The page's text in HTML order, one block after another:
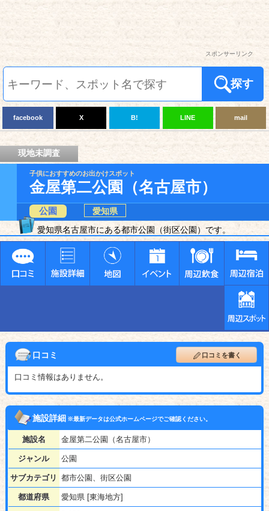
スポンサーリンク
探す
facebook X B! LINE mail
現地未調査
子供におすすめのお出かけスポット
金屋第二公園（名古屋市）
公園
愛知県
愛知県名古屋市にある都市公園（街区公園）です。
口コミ 口コミを書く
口コミ情報はありません。
施設詳細※最新データは公式ホームページでご確認ください。
施設名 金屋第二公園（名古屋市）
ジャンル 公園
サブカテゴリ 都市公園、街区公園
都道府県 愛知県 [東海地方]